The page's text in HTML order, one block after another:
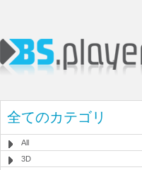
全てのカテゴリ
All
3D